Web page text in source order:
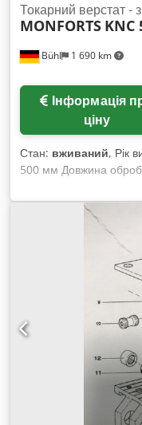
Bühl 1 690 km
Токарний верстат -
MONFORTS KNC
ціну
Стан: вживаний, Рік
500 мм Довжина
MONFORTS
Cjdpfevh Ncrsx Ab
мм Отвір шпинделя:
3 - 2800 об/хв
на шпинделі: 1530 Нм
розмір 8 Зусилля
подовжній/
мм Хід поперечного
140 мм Розмір
задньої бабки: 80 мм
задньої бабки: MK 5
станка (Д x Ш x В):
кулачковий патрон
револьверна головка